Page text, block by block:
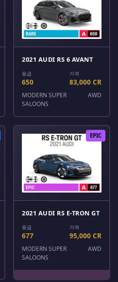
2021 AUDI RS 6 AVANT
등급
650
가격
83,000 CR
MODERN SUPER
SALOONS
AWD
EPIC
2021 AUDI RS E-TRON GT
등급
677
가격
95,000 CR
MODERN SUPER
SALOONS
AWD